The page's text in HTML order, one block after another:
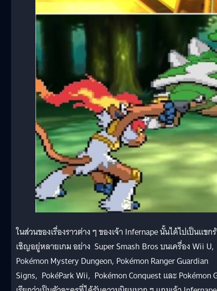
ในส่วนของเรื่องราวต่าง ๆ ของเจ้า Infernape นั้นได้ไปเป็นแขก
เชิญอยู่หลายเกม อย่าง Super Smash Bros บนเครื่อง Wii U,
Pokémon Mystery Dungeon, Pokémon Ranger Guardian
Signs, PokéPark Wii, Pokémon Conquest และ Pokémon